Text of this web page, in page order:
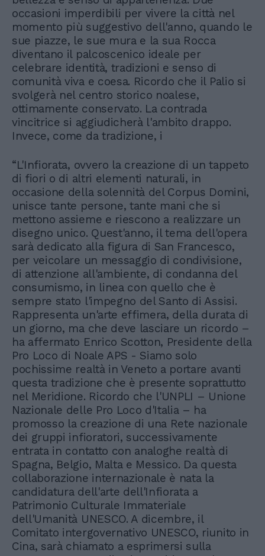
occasioni imperdibili per vivere la città nel
momento più suggestivo dell'anno, quando le
sue piazze, le sue mura e la sua Rocca
diventano il palcoscenico ideale per
celebrare identità, tradizioni e senso di
comunità viva e coesa. Ricordo che il Palio si
svolgerà nel centro storico noalese,
ottimamente conservato. La contrada
vincitrice si aggiudicherà l'ambito drappo.
Invece, come da tradizione, i
“L'Infiorata, ovvero la creazione di un tappeto
di fiori o di altri elementi naturali, in
occasione della solennità del Corpus Domini,
unisce tante persone, tante mani che si
mettono assieme e riescono a realizzare un
disegno unico. Quest'anno, il tema dell'opera
sarà dedicato alla figura di San Francesco,
per veicolare un messaggio di condivisione,
di attenzione all'ambiente, di condanna del
consumismo, in linea con quello che è
sempre stato l'impegno del Santo di Assisi.
Rappresenta un'arte effimera, della durata di
un giorno, ma che deve lasciare un ricordo –
ha affermato Enrico Scotton, Presidente della
Pro Loco di Noale APS - Siamo solo
pochissime realtà in Veneto a portare avanti
questa tradizione che è presente soprattutto
nel Meridione. Ricordo che l'UNPLI – Unione
Nazionale delle Pro Loco d'Italia – ha
promosso la creazione di una Rete nazionale
dei gruppi infioratori, successivamente
entrata in contatto con analoghe realtà di
Spagna, Belgio, Malta e Messico. Da questa
collaborazione internazionale è nata la
candidatura dell'arte dell'Infiorata a
Patrimonio Culturale Immateriale
dell'Umanità UNESCO. A dicembre, il
Comitato intergovernativo UNESCO, riunito in
Cina, sarà chiamato a esprimersi sulla